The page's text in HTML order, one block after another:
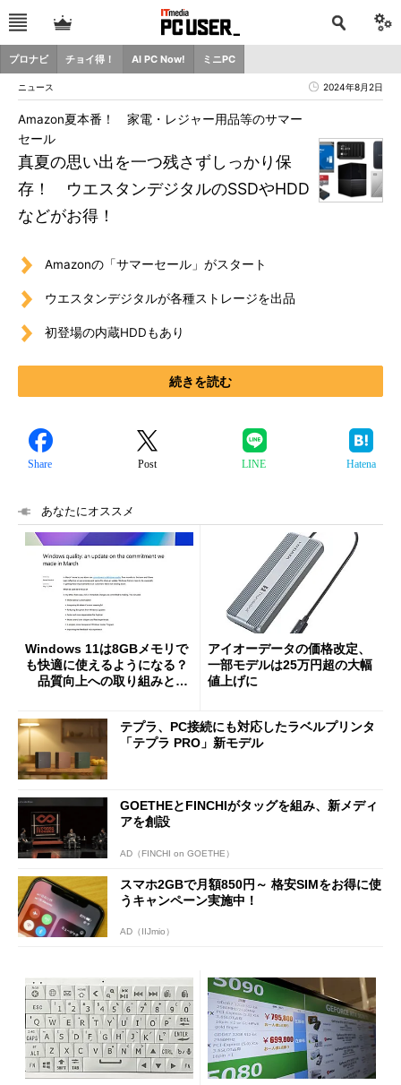
プロナビ チョイ得！ AI PC Now! ミニPC
ニュース 2024年8月2日
真夏の思い出を一つ残さずしっかり保
存！ ウエスタンデジタルのSSDやHDD
などがお得！
Amazon夏本番！ 家電・レジャー用品等のサマー
セール
Amazonの「サマーセール」がスタート
ウエスタンデジタルが各種ストレージを出品
初登場の内蔵HDDもあり
続きを読む
Share Post LINE Hatena
あなたにオススメ
Windows 11は8GBメモリで
も快適に使えるようになる？
品質向上への取り組みと
アイオーデータの価格改定、
一部モデルは25万円超の大幅
値上げに
テプラ、PC接続にも対応したラベルプリンタ
「テプラ PRO」新モデル
GOETHEとFINCHIがタッグを組み、新メディ
アを創設
AD（FINCHI on GOETHE）
スマホ2GBで月額850円～ 格安SIMをお得に使
うキャンペーン実施中！
AD（IIJmio）